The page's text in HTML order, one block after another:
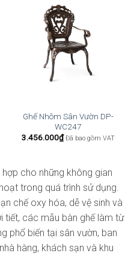
Ghế Nhôm Sân Vườn DP-
WC247
3.456.000₫ Đã bao gồm VAT
cho những không gian
trong quá trình sử dụng.
chế oxy hóa, dễ vệ sinh và
tiết, các mẫu bàn ghế làm từ
phổ biến tại sân vườn, ban
hàng, khách sạn và khu